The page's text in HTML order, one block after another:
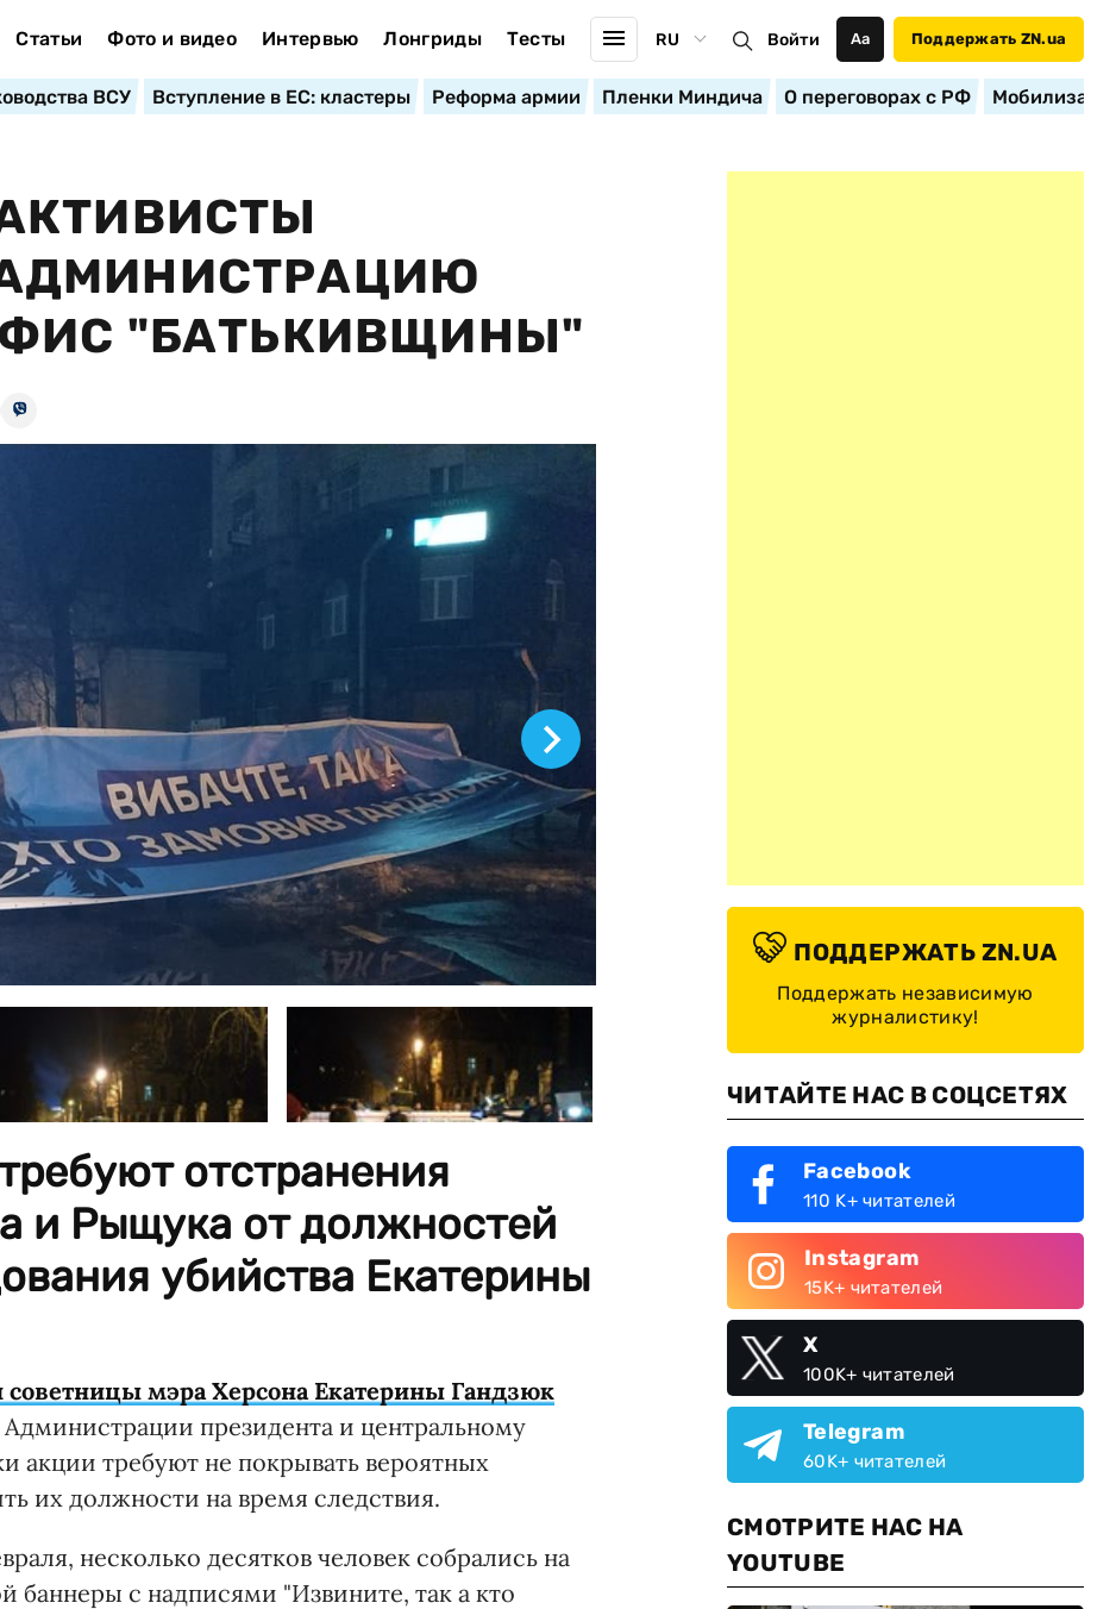
Статьи Фото и видео Интервью Лонгриды Тесты RU Войти Аа Поддержать ZN.ua
ВСУ Вступление в ЕС: кластеры Реформа армии Пленки Миндича О переговорах с РФ
"БАТЬКИВЩИНЫ"
© Иван Оберемко / Facebook
отстранения
и Рыщука от должностей
убийства Екатерины
советницы мэра Херсона Екатерины Гандзюк
президента и центральному
акции требуют не покрывать вероятных
их должности на время следствия.
несколько десятков человек собрались на
баннеры с надписями "Извините, так а кто
ПОДДЕРЖАТЬ ZN.UA
Поддержать независимую
журналистику!
ЧИТАЙТЕ НАС В СОЦСЕТЯХ
Facebook
110 K+ читателей
Instagram
15K+ читателей
X
100K+ читателей
Telegram
60K+ читателей
СМОТРИТЕ НАС НА
YOUTUBE